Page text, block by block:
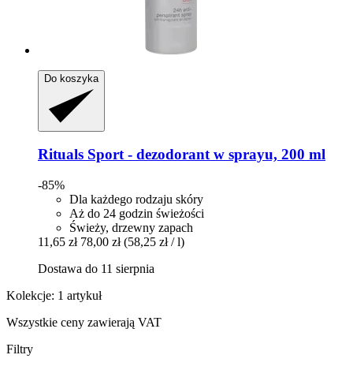
Do koszyka
Rituals Sport -​ dezodorant w sprayu, 200 ml
-85%
Dla każdego rodzaju skóry
Aż do 24 godzin świeżości
Świeży, drzewny zapach
11,65 zł 78,00 zł (58,25 zł / l)
Dostawa do 11 sierpnia
Kolekcje: 1 artykuł
Wszystkie ceny zawierają VAT
Filtry